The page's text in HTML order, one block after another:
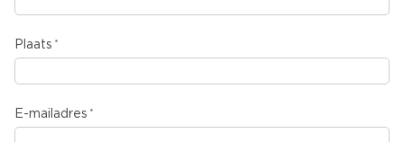
Plaats
E-mailadres